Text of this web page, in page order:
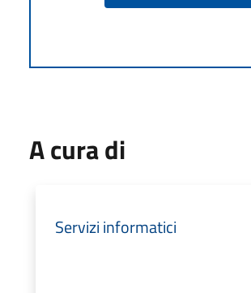
A cura di
Servizi informatici